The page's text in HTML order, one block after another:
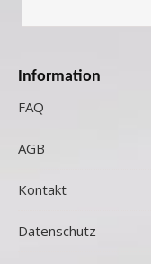
Information
FAQ
AGB
Kontakt
Datenschutz